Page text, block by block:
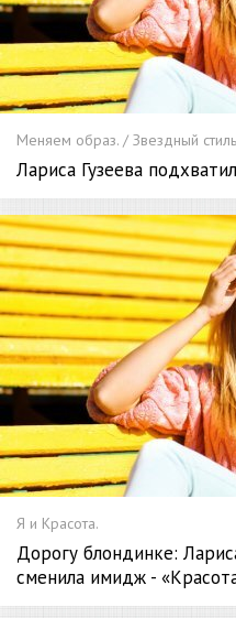
Меняем образ. / Звездный
Лариса Гузеева
Я и Красота.
Дорогу блондинке:
сменила имидж -